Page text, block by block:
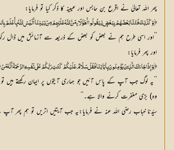
پھر اللہ تعالیٰ نے اقرع بن حابس اور عیینہ کا ذکر کیا تو فرمایا:
﴿ وَكَذَلِكَ فَتَنَّا بَعْضَهُمْ بِبَعْضٍ لِيَقُولُوا أَهَؤُلَاءِ مَنَّ اللَّهُ عَلَيْهِمْ مِنْ بَيْنِنَا أَلَيْسَ اللَّهُ بِأَعْلَمَ
’’اور اسی طرح ہم نے بعض کو بعض کے ذریعہ سے آزمائش میں ڈال رکھا
اور پھر فرمایا:
﴿ وَإِذَا جَاءَكَ الَّذِينَ يُؤْمِنُونَ بِآيَاتِنَا فَقُلْ سَلَامٌ عَلَيْكُمْ كَتَبَ رَبُّكُمْ عَلَى نَفْسِهِ الرَّحْمَةَ أَنَّهُ
’’یہ لوگ جب آپ کے پاس آئیں جو ہماری آیتوں پر ایمان رکھتے ہیں
وہ) بڑی مغفرت کرنے والا ہے۔‘‘
سیّدنا خباب رضی اللہ عنہ نے فرمایا:یہ جب آیتیں اتریں تو ہم پھر